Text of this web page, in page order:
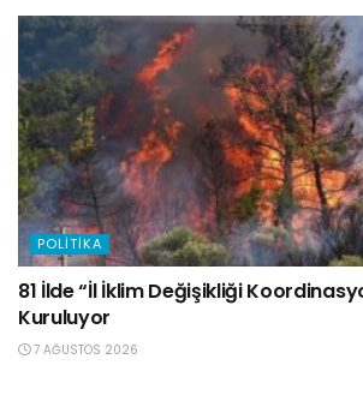
POLITIKA
81 İlde “İl İklim Değişikliği
Kuruluyor
7 AĞUSTOS 2026